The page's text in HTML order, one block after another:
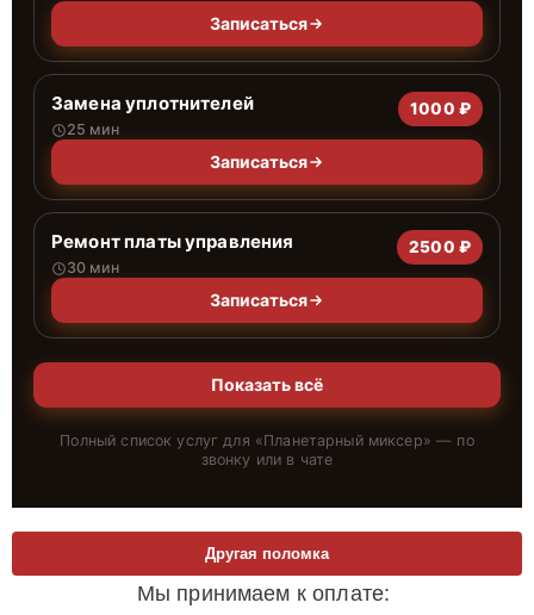
Записаться
Замена уплотнителей
25 мин
1000 ₽
Записаться
Ремонт платы управления
30 мин
2500 ₽
Записаться
Показать всё
Полный список услуг для «Планетарный миксер» — по
звонку или в чате
Мы принимаем к оплате:
Другая поломка